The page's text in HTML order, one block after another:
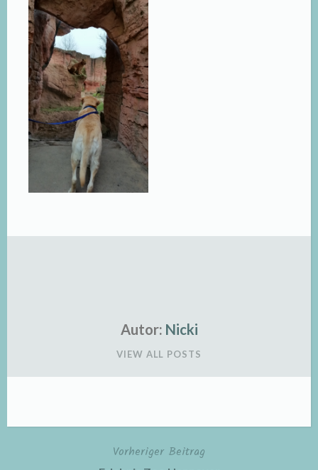
Autor: Nicki
VIEW ALL POSTS
BeitragsnavigationVorheriger Beitrag